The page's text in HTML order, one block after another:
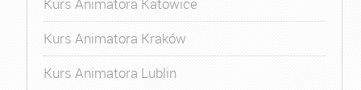
Kurs Animatora Kraków
Kurs Animatora Lublin